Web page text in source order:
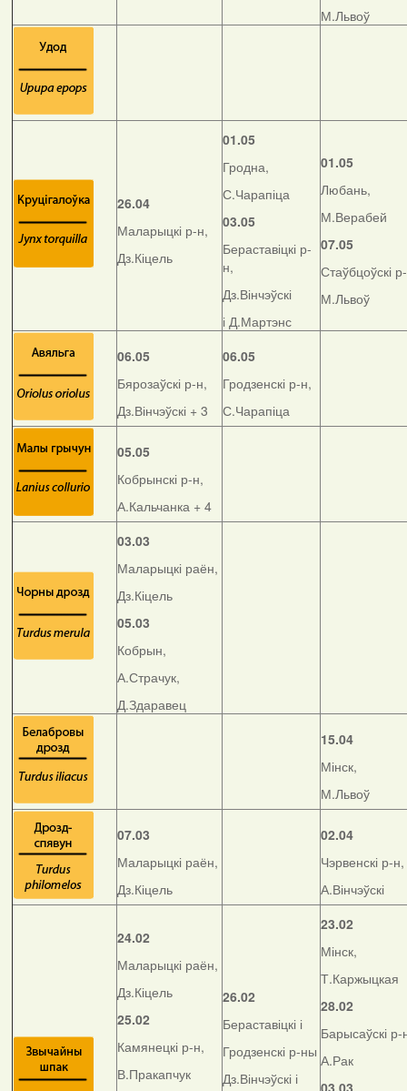
М.Львоў
26.04
Маларыцкі р-н,
Дз.Кіцель
01.05
Гродна,
С.Чарапіца
03.05
Бераставіцкі р-
н,
Дз.Вінчэўскі
і Д.Мартэнс
01.05
Любань,
М.Верабей
07.05
Стаўбцоўскі
М.Львоў
06.05
Бярозаўскі р-н,
Дз.Вінчэўскі + 3
06.05
Гродзенскі р-н,
С.Чарапіца
05.05
Кобрынскі р-н,
А.Кальчанка + 4
03.03
Маларыцкі раён,
Дз.Кіцель
05.03
Кобрын,
А.Страчук,
Д.Здаравец
15.04
Мінск,
М.Львоў
07.03
Маларыцкі раён,
Дз.Кіцель
02.04
Чэрвенскі р-н,
А.Вінчэўскі
24.02
Маларыцкі раён,
Дз.Кіцель
25.02
Камянецкі р-н,
В.Пракапчук
26.02
Бераставіцкі і
Гродзенскі р-ны
Дз.Вінчэўскі і
23.02
Мінск,
Т.Каржыцкая
28.02
Барысаўскі р-
А.Рак
03.03